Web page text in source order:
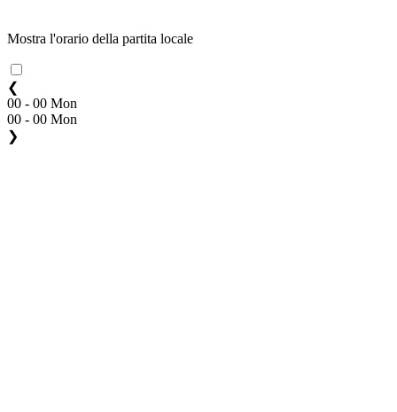
Mostra l'orario della partita locale
❮
00 - 00 Mon
00 - 00 Mon
❯